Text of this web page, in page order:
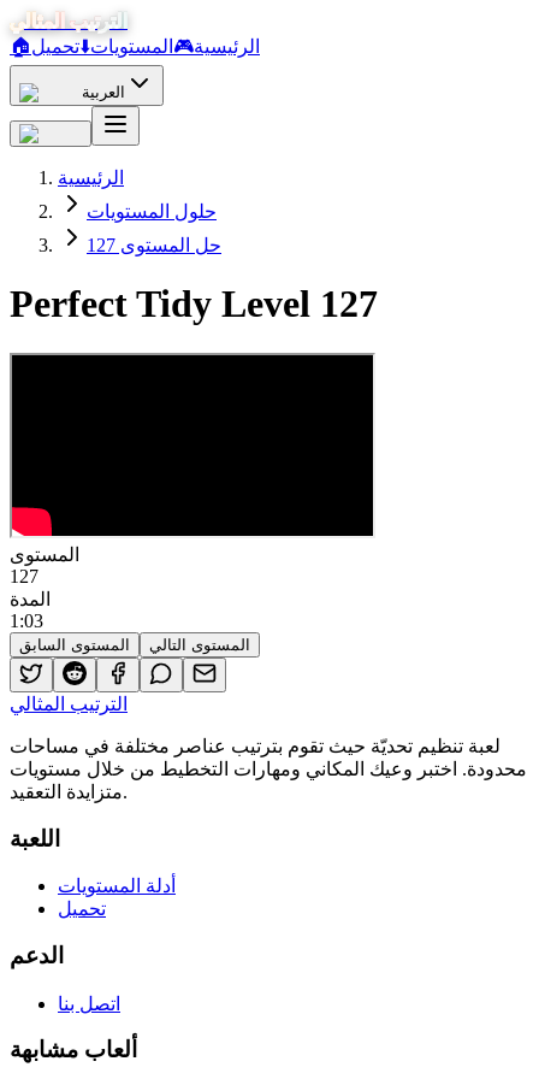
الترتيب المثالي
🏠
الرئيسية🎮 المستويات⬇️تحميل
العربية
الرئيسية
حلول المستويات
حل المستوى 127
Perfect Tidy Level 127
المستوى
127
المدة
1 :03
المستوى السابق المستوى التالي
الترتيب المثالي
لعبة تنظيم تحديّة حيث تقوم بترتيب عناصر مختلفة في مساحات
محدودة. اختبر وعيك المكاني ومهارات التخطيط من خلال مستويات
متزايدة التعقيد.
اللعبة
أدلة المستويات
تحميل
الدعم
اتصل بنا
ألعاب مشابهة